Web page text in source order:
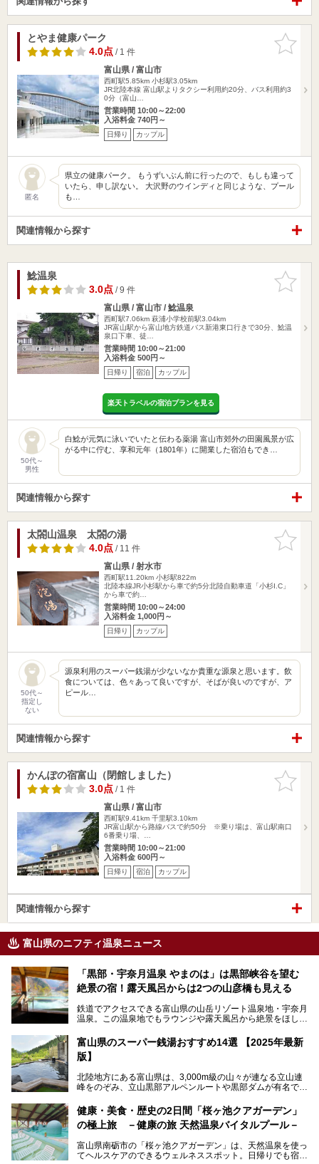
お気に入
りに追加
とやま健康パーク
4.0点/ 1 件
富山県 / 富山市
西町駅5.85km 小杉駅3.05km
JR北陸本線 富山駅よりタクシー利用約20分、バス利用約3
0分（富山…
営業時間 10:00～22:00
入浴料金 740円～
日帰り カップル
匿名
県立の健康パーク。 もうずいぶん前に行ったので、もしも違って
いたら、申し訳ない。 大沢野のウインディと同じような、プール
も…
関連情報から探す
お気に入
りに追加
鯰温泉
3.0点/ 9 件
富山県 / 富山市 / 鯰温泉
西町駅7.06km 萩浦小学校前駅3.04km
JR富山駅から富山地方鉄道バス新港東口行きで30分、鯰温
泉口下車、徒…
営業時間 10:00～21:00
入浴料金 500円～
日帰り 宿泊 カップル
楽天トラベルの宿泊プランを見る
50代～
男性
白鯰が元気に泳いでいたと伝わる薬湯 富山市郊外の田園風景が広
がる中に佇む、享和元年（1801年）に開業した宿泊もでき…
関連情報から探す
お気に入
りに追加
太閤山温泉 太閤の湯
4.0点/ 11 件
富山県 / 射水市
西町駅11.20km 小杉駅822m
北陸本線JR小杉駅から車で約5分北陸自動車道「小杉I.C」
から車で約…
営業時間 10:00～24:00
入浴料金 1,000円～
日帰り カップル
50代～
指定し
ない
源泉利用のスーパー銭湯が少ないなか貴重な源泉と思います。飲
食については、色々あって良いですが、そばが良いのですが、ア
ピール…
関連情報から探す
お気に入
りに追加
かんぽの宿富山（閉館しました）
3.0点/ 1 件
富山県 / 富山市
西町駅9.41km 千里駅3.10km
JR富山駅から路線バスで約50分 ※乗り場は、富山駅南口
6番乗り場、…
営業時間 10:00～21:00
入浴料金 600円～
日帰り 宿泊 カップル
関連情報から探す
富山県のニフティ温泉ニュース
「黒部・宇奈月温泉 やまのは」は黒部峡谷を望む
絶景の宿！露天風呂からは2つの山彦橋も見える
鉄道でアクセスできる富山県の山岳リゾート温泉地・宇奈月
温泉。この温泉地でもラウンジや露天風呂から絶景をほしい
の「黒部・宇奈月温泉 やまのは」。
自慢の眺望、温泉、居心地の良い客室、ビュッフェ式の食事
ます。日常から少し離れて、山懐で自然に癒されたいと思う
方にぴったりの温泉です。冬なら雪景色も絵になりますよ。
───
提供元：オリックス・ホテルマネジメント株式会社【PR】
この記事は黒部・宇奈月温泉 やまのはのPR記事です。
富山県のスーパー銭湯おすすめ14選 【2025年最新
版】
北陸地方にある富山県は、3,000m級の山々が連なる立山連
峰をのぞみ、立山黒部アルペンルートや黒部ダムが有名で
の（新鮮な）海の幸も見逃せません！
北陸新幹線が開業し、実は東京からも2時間ほどでアクセス
のいい天然温泉が豊富で、すぐにでも出かけたくなる施設が
満載ですよ。
健康・美食・歴史の2日間「桜ヶ池クアガーデン」
の極上旅 －健康の旅 天然温泉バイタルプール－
富山県南砺市の「桜ヶ池クアガーデン」は、天然温泉を使っ
てヘルスケアのできるウェルネススポット。日帰りでも宿泊